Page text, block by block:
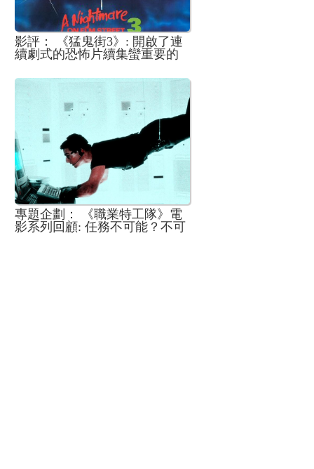
影評： 《猛鬼街3》: 開啟了連
續劇式的恐怖片續集蠻重要的
專題企劃： 《職業特工隊》電
影系列回顧: 任務不可能？不可